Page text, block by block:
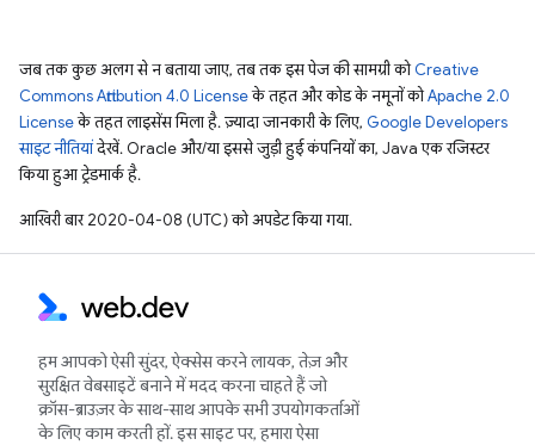
जब तक कुछ अलग से न बताया जाए, तब तक इस पेज की सामग्री कोCreative
Commons Attribution 4.0 Licenseके तहत और कोड के नमूनों कोApache 2.0
Licenseके तहत लाइसेंस मिला है. ज़्यादा जानकारी के लिए, Google Developers
साइट नीतियांदेखें. Oracle और/या इससे जुड़ी हुई कंपनियों का, Java एक रजिस्टर
किया हुआ ट्रेडमार्क है.
आखिरी बार 2020-04-08 (UTC) को अपडेट किया गया.
हम आपको ऐसी सुंदर, ऐक्सेस करने लायक, तेज़ और
सुरक्षित वेबसाइटें बनाने में मदद करना चाहते हैं जो
क्रॉस-ब्राउज़र के साथ-साथ आपके सभी उपयोगकर्ताओं
के लिए काम करती हों. इस साइट पर, हमारा ऐसा